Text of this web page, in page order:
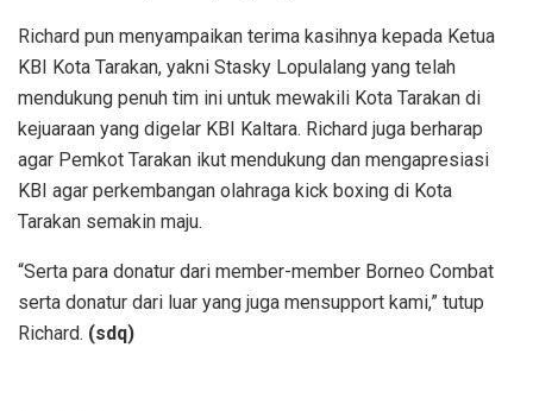
Richard pun menyampaikan terima kasihnya kepada Ketua
KBI Kota Tarakan, yakni Stasky Lopulalang yang telah
mendukung penuh tim ini untuk mewakili Kota Tarakan di
kejuaraan yang digelar KBI Kaltara. Richard juga berharap
agar Pemkot Tarakan ikut mendukung dan mengapresiasi
KBI agar perkembangan olahraga kick boxing di Kota
Tarakan semakin maju.
“Serta para donatur dari member-member Borneo Combat
serta donatur dari luar yang juga mensupport kami,” tutup
Richard. (sdq)